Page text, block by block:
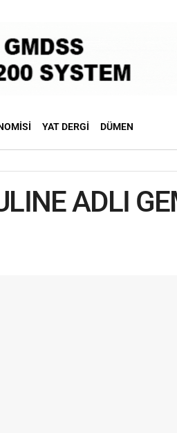
YAT DERGI DÜMEN
ADLI